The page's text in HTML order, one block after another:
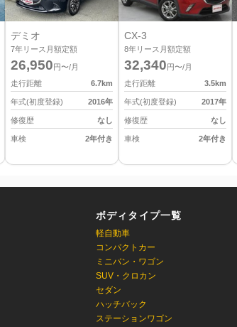
デミオ
7年リース月額定額
26,950 円〜/月
走行距離
6.7km
年式(初度登録) 2016年
修復歴 なし
車検 2年付き
CX-3
8年リース月額定額
32,340 円〜/月
走行距離
3.5km
年式(初度登録) 2017年
修復歴 なし
車検 2年付き
ボディタイプ一覧
軽自動車
コンパクトカー
ミニバン・ワゴン
SUV・クロカン
セダン
ハッチバック
ステーションワゴン